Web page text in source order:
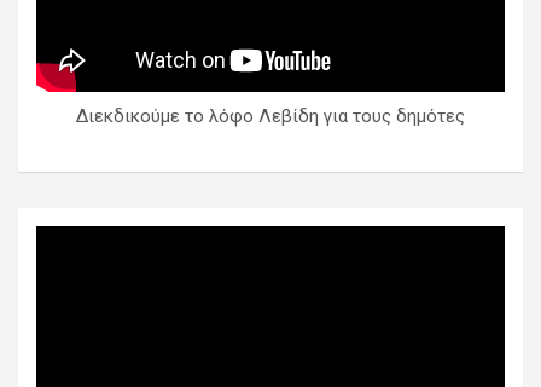
Διεκδικούμε το λόφο Λεβίδη για τους δημότες